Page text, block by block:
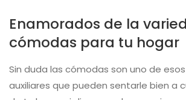
Enamorados de la
cómodas para tu hogar
Sin duda las cómodas son uno de
auxiliares que pueden sentarle bien a